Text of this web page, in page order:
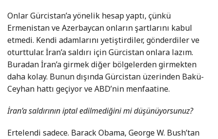
Onlar Gürcistan’a yönelik hesap yaptı, çünkü
Ermenistan ve Azerbaycan onların şartlarını kabul
etmedi. Kendi adamlarını yetiştirdiler, gönderdiler ve
oturttular. İran’a saldırı için Gürcistan onlara lazım.
Buradan İran’a girmek diğer bölgelerden girmekten
daha kolay. Bunun dışında Gürcistan üzerinden Bakü-
Ceyhan hattı geçiyor ve ABD’nin menfaatine.
İran’a saldırının iptal edilmediğini mi düşünüyorsunuz?
Ertelendi sadece. Barack Obama, George W. Bush’tan